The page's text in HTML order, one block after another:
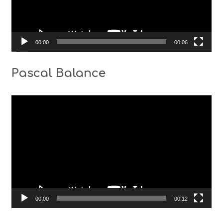
00:00 00:06
Pascal Balance
00:00 00:12